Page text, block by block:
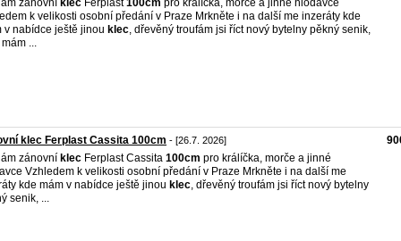
zánovní klec Ferplast100cm pro králíčka, morče a jinné hlodavce
k velikosti osobní předání v Praze Mrkněte i na další me inzeráty kde
v nabídce ještě jinou klec, dřevěný troufám jsi říct nový bytelny pěkný senik,
...
klec Ferplast Cassita 100cm - [26.7. 2026]
zánovní klec Ferplast Cassita 100cm pro králíčka, morče a jinné
Vzhledem k velikosti osobní předání v Praze Mrkněte i na další me
kde mám v nabídce ještě jinou klec, dřevěný troufám jsi říct nový bytelny
senik, ...